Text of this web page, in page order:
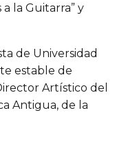
la Guitarra” y
de Universidad
estable de
Artístico del
Antigua, de la